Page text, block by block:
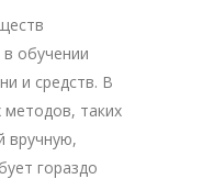
обучении
и средств. В
таких
вручную,
гораздо